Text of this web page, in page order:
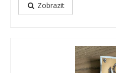
Zobrazit